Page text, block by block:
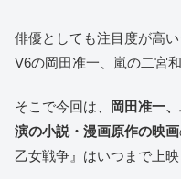
俳優としても注目度が高
V6の岡田准一、嵐の二宮
そこで今回は、
岡田准一
演の小説・漫画原作の映画
乙女戦争』はいつまで上